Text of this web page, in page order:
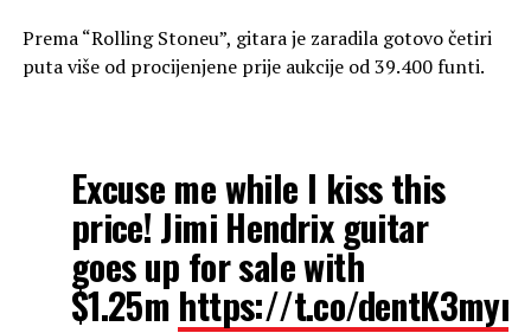
Prema “Rolling Stoneu”, gitara je zaradila gotovo četiri
puta više od procijenjene prije aukcije od 39.400 funti.
Excuse me while I kiss this
price! Jimi Hendrix guitar
goes up for sale with
$1.25m https://t.co/